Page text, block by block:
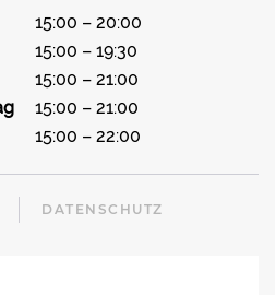
15:00 – 20:00
15:00 – 19:30
15:00 – 21:00
15:00 – 21:00
15:00 – 22:00
DATENSCHUTZ